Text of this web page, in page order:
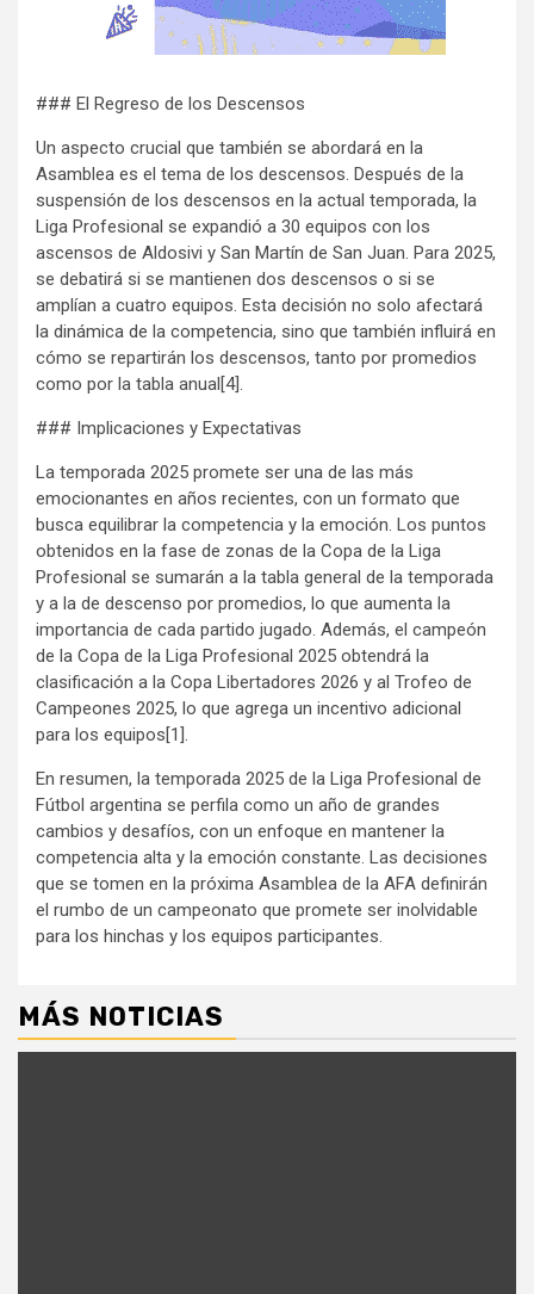
### El Regreso de los Descensos
Un aspecto crucial que también se abordará en la
Asamblea es el tema de los descensos. Después de la
suspensión de los descensos en la actual temporada, la
Liga Profesional se expandió a 30 equipos con los
ascensos de Aldosivi y San Martín de San Juan. Para 2025,
se debatirá si se mantienen dos descensos o si se
amplían a cuatro equipos. Esta decisión no solo afectará
la dinámica de la competencia, sino que también influirá en
cómo se repartirán los descensos, tanto por promedios
como por la tabla anual[4].
### Implicaciones y Expectativas
La temporada 2025 promete ser una de las más
emocionantes en años recientes, con un formato que
busca equilibrar la competencia y la emoción. Los puntos
obtenidos en la fase de zonas de la Copa de la Liga
Profesional se sumarán a la tabla general de la temporada
y a la de descenso por promedios, lo que aumenta la
importancia de cada partido jugado. Además, el campeón
de la Copa de la Liga Profesional 2025 obtendrá la
clasificación a la Copa Libertadores 2026 y al Trofeo de
Campeones 2025, lo que agrega un incentivo adicional
para los equipos[1].
En resumen, la temporada 2025 de la Liga Profesional de
Fútbol argentina se perfila como un año de grandes
cambios y desafíos, con un enfoque en mantener la
competencia alta y la emoción constante. Las decisiones
que se tomen en la próxima Asamblea de la AFA definirán
el rumbo de un campeonato que promete ser inolvidable
para los hinchas y los equipos participantes.
MÁS NOTICIAS